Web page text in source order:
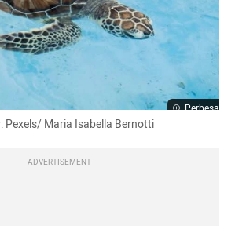
Perbesar
Pexels/ Maria Isabella Bernotti
ADVERTISEMENT